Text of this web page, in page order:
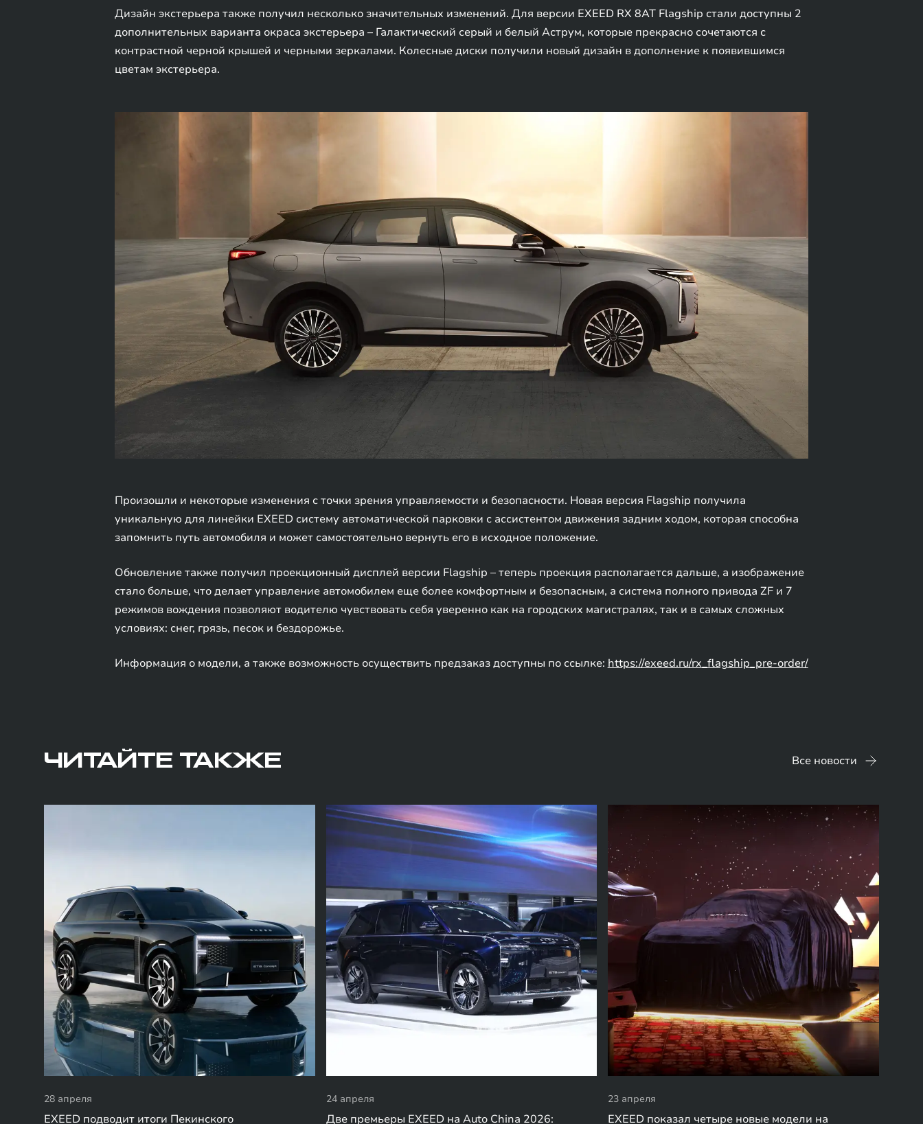
Дизайн экстерьера также получил несколько значительных изменений. Для версии EXEED RX 8AT Flagship стали доступны 2
дополнительных варианта окраса экстерьера – Галактический серый и белый Аструм, которые прекрасно сочетаются с
контрастной черной крышей и черными зеркалами. Колесные диски получили новый дизайн в дополнение к появившимся
цветам экстерьера.
Произошли и некоторые изменения с точки зрения управляемости и безопасности. Новая версия Flagship получила
уникальную для линейки EXEED систему автоматической парковки с ассистентом движения задним ходом, которая способна
запомнить путь автомобиля и может самостоятельно вернуть его в исходное положение.
Обновление также получил проекционный дисплей версии Flagship – теперь проекция располагается дальше, а изображение
стало больше, что делает управление автомобилем еще более комфортным и безопасным, а система полного привода ZF и 7
режимов вождения позволяют водителю чувствовать себя уверенно как на городских магистралях, так и в самых сложных
условиях: снег, грязь, песок и бездорожье.
Информация о модели, а также возможность осуществить предзаказ доступны по ссылке: https://exeed.ru/rx_flagship_pre-order/
ЧИТАЙТЕ ТАКЖЕ Все новости
28 апреля
EXEED подводит итоги Пекинского
24 апреля
Две премьеры EXEED на Auto China 2026:
23 апреля
EXEED показал четыре новые модели на